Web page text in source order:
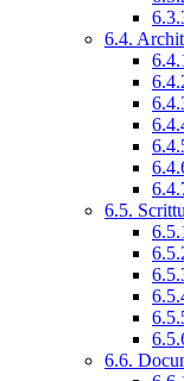
6.4.
6.5.
6.6.